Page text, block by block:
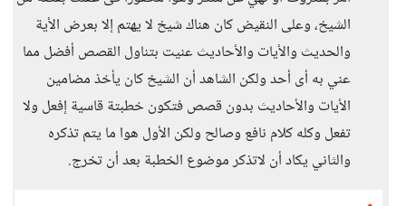
الشيخ، وعلى النقيض كان هناك شيخ لا يهتم إلا بعرض الأية
والحديث والأيات والأحاديث عنيت بتناول القصص أفضل مما
عني به أى أحد ولكن الشاهد أن الشيخ كان يأخذ مضامين
الأيات والأحاديث بدون قصص فتكون خطبتة قاسية إفعل ولا
تفعل وكله كلام نافع وصالح ولكن الأول هوا ما يتم تذكره
والثاني يكاد أن لاتذكر موضوع الخطبة بعد أن تخرج.